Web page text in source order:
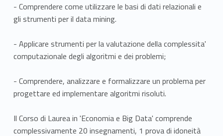
- Comprendere come utilizzare le basi di dati relazionali e
gli strumenti per il data mining.
- Applicare strumenti per la valutazione della complessita'
computazionale degli algoritmi e dei problemi;
- Comprendere, analizzare e formalizzare un problema per
progettare ed implementare algoritmi risoluti.
Il Corso di Laurea in 'Economia e Big Data' comprende
complessivamente 20 insegnamenti, 1 prova di idoneità